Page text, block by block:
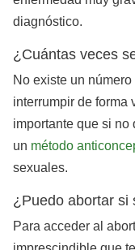
diagnóstico.
¿Cuántas veces
No existe un
interrumpir de forma
importante que si
un método
sexuales.
¿Puedo abortar si
Para acceder al